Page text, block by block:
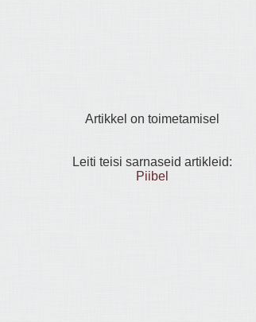
Artikkel on toimetamisel
Leiti teisi sarnaseid artikleid:
Piibel